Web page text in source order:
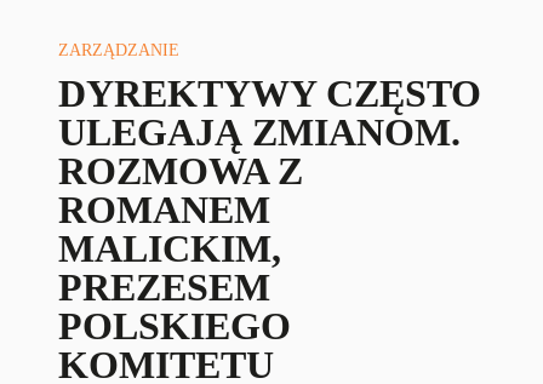
ZARZĄDZANIE
DYREKTYWY CZĘSTO
ULEGAJĄ ZMIANOM.
ROZMOWA Z
ROMANEM
MALICKIM,
PREZESEM
POLSKIEGO
KOMITETU